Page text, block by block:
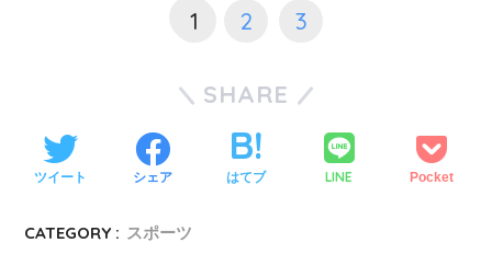
1 2 3
SHARE
ツイート シェア はてブ LINE Pocket
CATEGORY : スポーツ